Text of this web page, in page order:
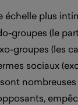
échelle plus
(le
groupes (les
sociaux